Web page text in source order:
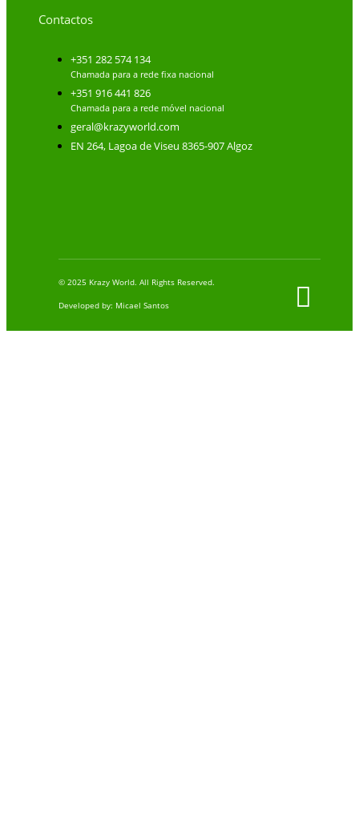
Contactos
+351 282 574 134
Chamada para a rede fixa nacional
+351 916 441 826
Chamada para a rede móvel nacional
geral@krazyworld.com
EN 264, Lagoa de Viseu 8365-907 Algoz
© 2025 Krazy World. All Rights Reserved.
Developed by: Micael Santos